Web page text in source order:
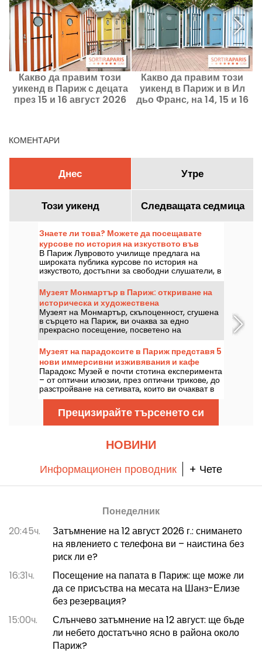
Какво да правим този
уикенд в Париж с децата
през 15 и 16 август 2026
Какво да правим този
уикенд в Париж и в Ил
дьо Франс, на 14, 15 и 16
КОМЕНТАРИ
Днес Утре
Този уикенд Следващата седмица
Знаете ли това? Можете да посещавате
курсове по история на изкуството във
Лувъра, Париж.
В Париж Лувровото училище предлага на
широката публика курсове по история на
изкуството, достъпни за свободни слушатели, в
сърцето на Лувъра, всяка година от септември
до юни. Музеят също така организира
безплатни лекции от време на време.
Достатъчно, за да станете истински експерт по
история на изкуството!
Музеят Монмартър в Париж: откриване на
историческа и художествена
съкровищница
Музеят на Монмартър, скъпоценност, сгушена
в сърцето на Париж, ви очаква за едно
прекрасно посещение, посветено на
известните художници от този район.
Запознайте се с увлекателната история на
този музей в 18-и район, в който се намират
творби на художници като Огюст Реноар и
Сюзан Валадон. С над 100 000 посетители
годишно този музей предлага незабравимо
пътешествие из изкуството и културата на
Монмартър!
Музеят на парадоксите в Париж представя 5
нови иммерсивни изживявания и кафе
„Ханс и Гретел“
Парадокс Музей е почти стотина експеримента
– от оптични илюзии, през оптични трикове, до
разстройване на сетивата, които ви очакват в
Париж. Ще се забавлявате, като бъдете
излъгани и ще имате възможност да
заснемете невероятни сюрреалистични
снимки. Нови пет иммерсивни атракции
изпробвате сетивата си! А като бонус, на ваше
разположение е абсолютно ново кафе с
изключителни вкусове – Hans & Gretel ще ви
пренесе в света на сладките изкушения.
Прецизирайте търсенето си
НОВИНИ
Информационен проводник + Чете
Понеделник
20:45ч.
Затъмнение на 12 август 2026 г.: снимането
на явлението с телефона ви – наистина без
риск ли е?
16:31ч.
Посещение на папата в Париж: ще може ли
да се присъства на месата на Шанз-Елизе
без резервация?
15:00ч.
Слънчево затъмнение на 12 август: ще бъде
ли небето достатъчно ясно в района около
Париж?